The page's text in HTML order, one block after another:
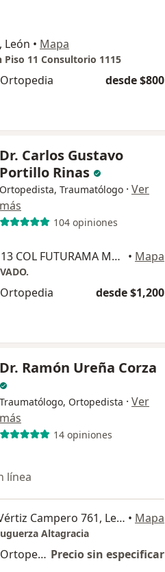
León • Mapa
Piso 11 Consultorio 1115
desde $800
Dr. Carlos Gustavo
Portillo Rinas
Ortopedista, Traumatólogo · Ver
más
104 opiniones
LUNIK 104 CONS 13 COL FUTURAMA MONTERREY, León • Mapa
desde $1,200
Dr. Ramón Ureña Corza
Traumatólogo, Ortopedista · Ver
más
14 opiniones
línea
Boulevard Jorge Vértiz Campero 761, León • Mapa
Altagracia
Visitas sucesivas Ortopedia Precio sin especificar